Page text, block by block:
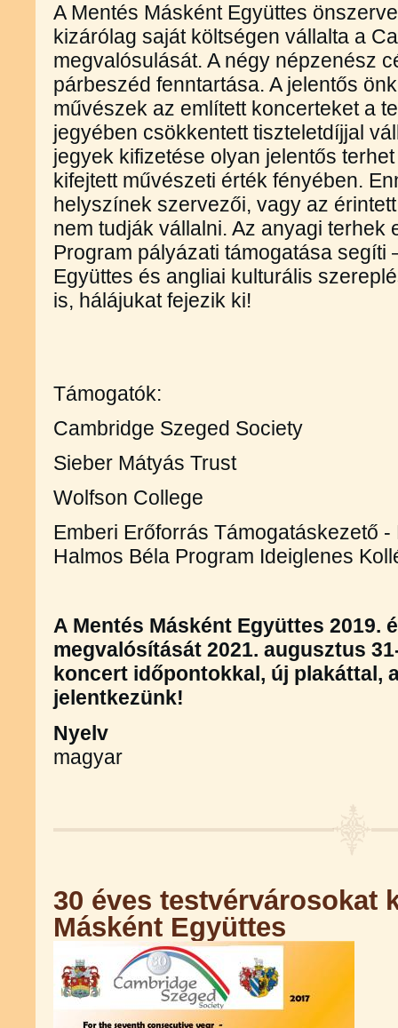
A Mentés Másként Együttes
kizárólag saját költségen vállalta a
megvalósulását. A négy népzenész
párbeszéd fenntartása. A jelentős
művészek az említett koncerteket a
jegyében csökkentett tiszteletdíjjal
jegyek kifizetése olyan jelentős
kifejtett művészeti érték fényében.
helyszínek szervezői, vagy az
nem tudják vállalni. Az anyagi
Program pályázati támogatása segíti
Együttes és angliai kulturális
is, hálájukat
Támogatók:
Cambridge Szeged Society
Sieber Mátyás Trust
Wolfson College
Emberi Erőforrás Támogatáskezető
Halmos Béla Program Ideiglenes
A Mentés Másként Együttes 2019.
megvalósítását 2021. augusztus
koncert időpontokkal, új plakáttal,
jelentkezünk!
Nyelv
magyar
30 éves testvérvárosokat
Másként Együttes